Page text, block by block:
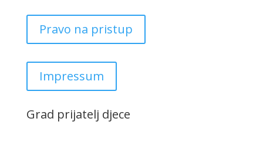
Pravo na pristup
Impressum
Grad prijatelj djece